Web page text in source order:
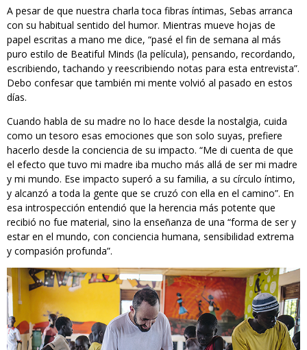
A pesar de que nuestra charla toca fibras íntimas, Sebas arranca
con su habitual sentido del humor. Mientras mueve hojas de
papel escritas a mano me dice, “pasé el fin de semana al más
puro estilo de Beatiful Minds (la película), pensando, recordando,
escribiendo, tachando y reescribiendo notas para esta entrevista”.
Debo confesar que también mi mente volvió al pasado en estos
días.
Cuando habla de su madre no lo hace desde la nostalgia, cuida
como un tesoro esas emociones que son solo suyas, prefiere
hacerlo desde la conciencia de su impacto. “Me di cuenta de que
el efecto que tuvo mi madre iba mucho más allá de ser mi madre
y mi mundo. Ese impacto superó a su familia, a su círculo íntimo,
y alcanzó a toda la gente que se cruzó con ella en el camino”. En
esa introspección entendió que la herencia más potente que
recibió no fue material, sino la enseñanza de una “forma de ser y
estar en el mundo, con conciencia humana, sensibilidad extrema
y compasión profunda”.